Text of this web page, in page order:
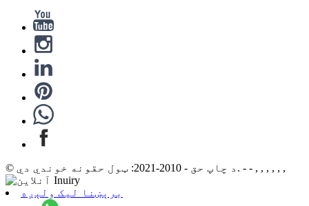
© د چاپ حق - 2010-2021: ټول حقونه خوندي دي. - - , , , , , ,
برېښنا لیک ولېږه